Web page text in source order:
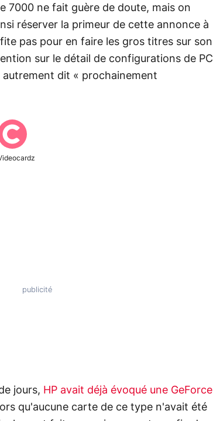
7000 ne fait guère de doute, mais on
réserver la primeur de cette annonce à
pas pour en faire les gros titres sur son
sur le détail de configurations de PC
dit « prochainement
jours, HP avait déjà évoqué une GeForce
qu'aucune carte de ce type n'avait été